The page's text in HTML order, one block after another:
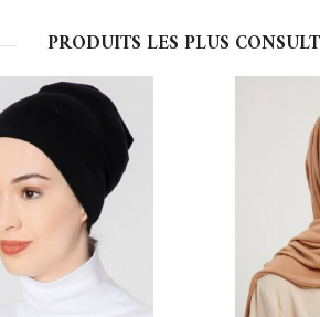
PRODUITS LES PLUS